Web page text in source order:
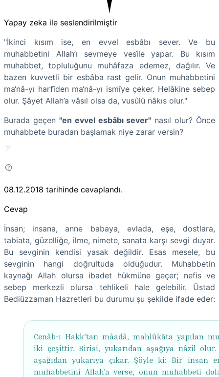
Yapay zeka ile seslendirilmiştir
"İkinci kısım ise, en evvel esbâbı sever. Ve bu
muhabbetini Allah’ı sevmeye vesîle yapar. Bu kısım
muhabbet, topluluğunu muhâfaza edemez, dağılır. Ve
bazen kuvvetli bir esbâba rast gelir. Onun muhabbetini
ma‘nâ-yı harfîden ma‘nâ-yı ismîye çeker. Helâkine sebep
olur. Şâyet Allah’a vâsıl olsa da, vusûlü nâkıs olur."
Burada geçen "en evvel esbâbı sever" nasıl olur? Önce
muhabbete buradan başlamak niye zarar versin?
08.12.2018 tarihinde cevaplandı.
Cevap
İnsan; insana, anne babaya, evlada, eşe, dostlara,
tabiata, güzelliğe, ilme, nimete, sanata karşı sevgi duyar.
Bu sevginin kendisi yasak değildir. Esas mesele, bu
sevginin hangi doğrultuda olduğudur. Muhabbetin
kaynağı Allah olursa ibadet hükmüne geçer; nefis ve
sebep merkezli olursa tehlikeli hale gelebilir. Üstad
Bediüzzaman Hazretleri bu durumu şu şekilde ifade eder:
Cenâb-ı Hakk’tan mâadâ, mahlûkāta yapılan
iki çeşittir. Birisi, yukarıdan aşağıya nâzil
aşağıdan yukarıya çıkar. Şöyle ki: Bir insan
muhabbetini Allah’a verse, onun muhabbeti